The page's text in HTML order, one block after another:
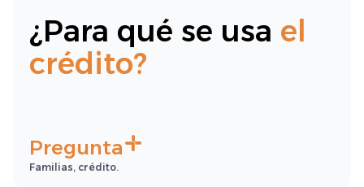
¿Para qué se usa el
crédito?
Pregunta
Familias, crédito.